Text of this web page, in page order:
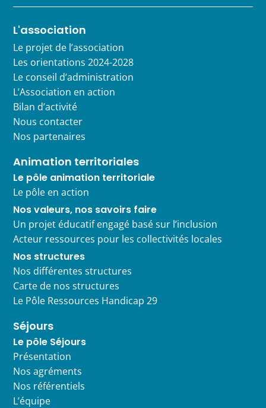
L'association
Le projet de l’association
Les orientations 2024-2028
Le conseil d’administration
L’Association en action
Bilan d’activité
Nous contacter
Nos partenaires
Animation territoriales
Le pôle animation territoriale
Le pôle en action
Nos valeurs, nos savoirs faire
Un projet éducatif engagé basé sur l’inclusion
Acteur ressources pour les collectivités locales
Nos structures
Nos différentes structures
Carte de nos structures
Le Pôle Ressources Handicap 29
Séjours
Le pôle Séjours
Présentation
Nos agréments
Nos référentiels
L’équipe